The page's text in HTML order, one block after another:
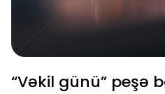
“Vəkil günü” peşə